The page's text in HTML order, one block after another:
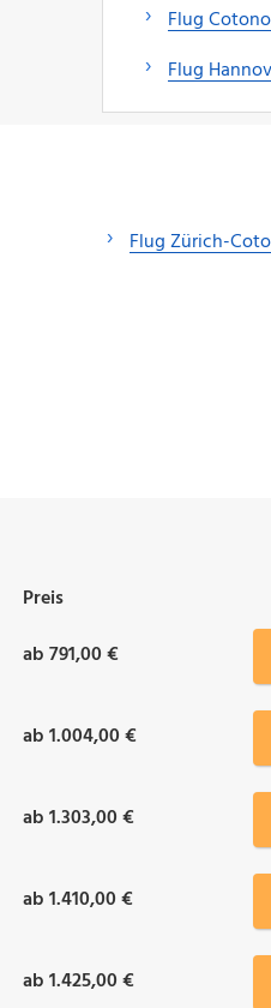
Flug
Flug
Flug Zürich-
Preis
ab 791,00 €
ab 1.004,00 €
ab 1.303,00 €
ab 1.410,00 €
ab 1.425,00 €